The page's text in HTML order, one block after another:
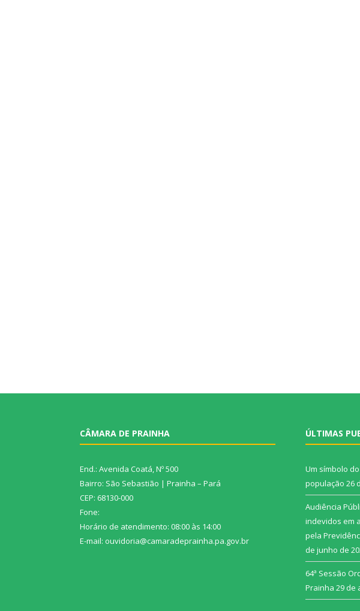
CÂMARA DE PRAINHA
End.: Avenida Coatá, Nº 500
Bairro: São Sebastião | Prainha – Pará
CEP: 68130-000
Fone:
Horário de atendimento: 08:00 às 14:00
E-mail: ouvidoria@camaradeprainha.pa.gov.br
ÚLTIMAS
Um símbolo
população 26
Audiência
indevidos em
pela
de junho de
64ª Sessão
Prainha 29 de